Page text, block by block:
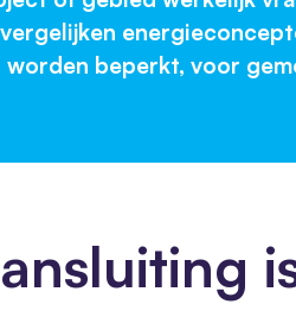
worden beperkt, voor